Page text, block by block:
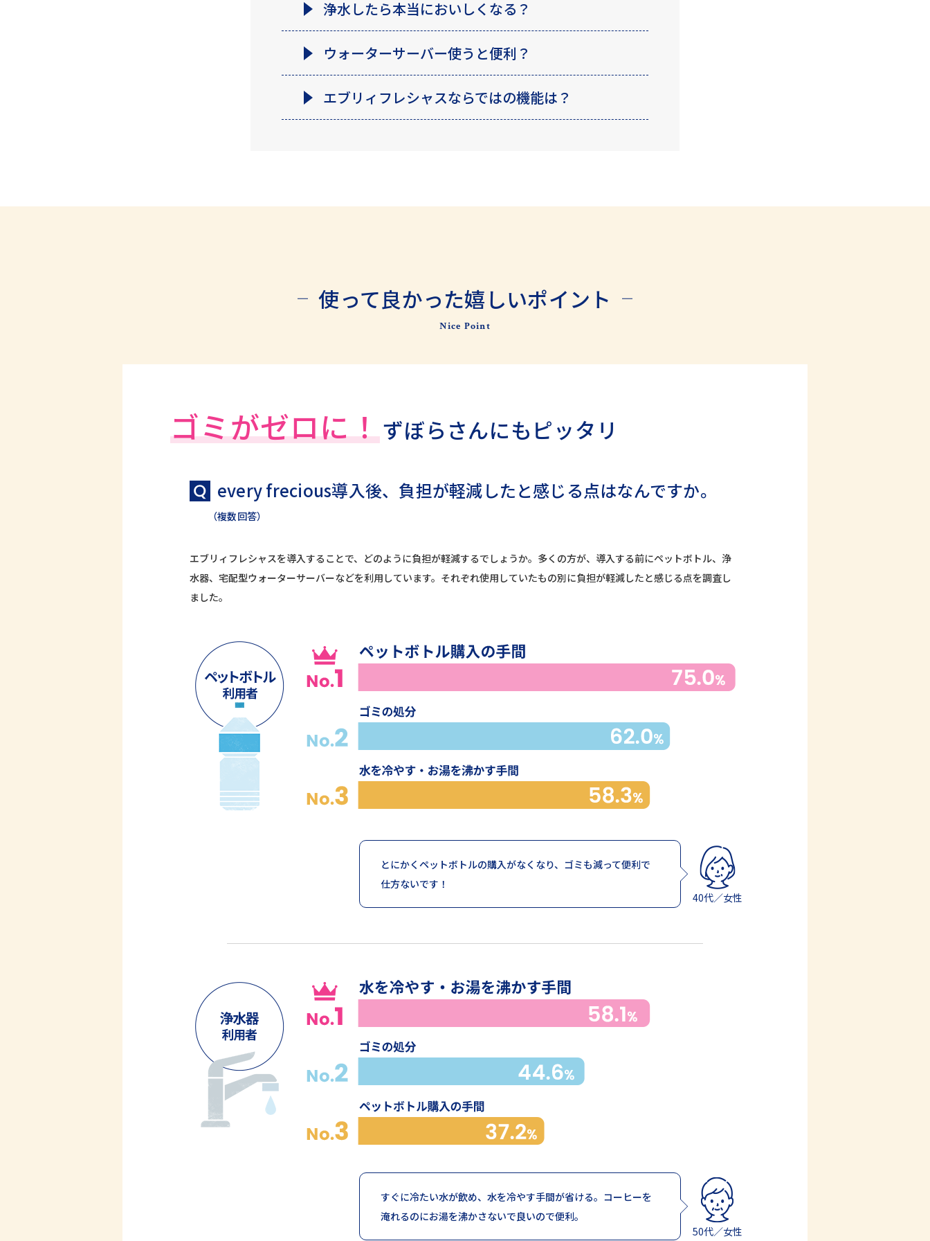
浄水したら本当においしくなる？
ウォーターサーバー使うと便利？
エブリィフレシャスならではの機能は？
使って良かった嬉しいポイント
Nice Point
ゴミがゼロに！ずぼらさんにもピッタリ
every frecious導入後、負担が軽減したと感じる点はなんですか。
（複数回答）
エブリィフレシャスを導入することで、どのように負担が軽減するでしょうか。多くの方が、導入する前にペットボトル、浄
水器、宅配型ウォーターサーバーなどを利用しています。それぞれ使用していたもの別に負担が軽減したと感じる点を調査し
ました。
とにかくペットボトルの購入がなくなり、ゴミも減って便利で
仕方ないです！
40代／女性
すぐに冷たい水が飲め、水を冷やす手間が省ける。コーヒーを
淹れるのにお湯を沸かさないで良いので便利。
50代／女性